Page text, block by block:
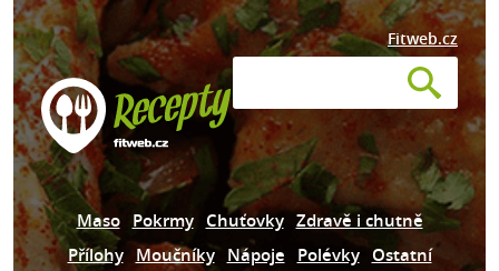
Fitweb.cz
Maso Pokrmy Chuťovky Zdravě i chutně
Přílohy Moučníky Nápoje Polévky Ostatní